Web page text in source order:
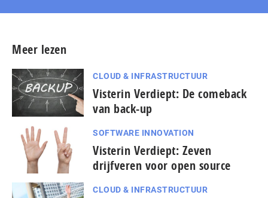
Meer lezen
CLOUD & INFRASTRUCTUUR
Visterin Verdiept: De comeback
van back-up
SOFTWARE INNOVATION
Visterin Verdiept: Zeven
drijfveren voor open source
CLOUD & INFRASTRUCTUUR